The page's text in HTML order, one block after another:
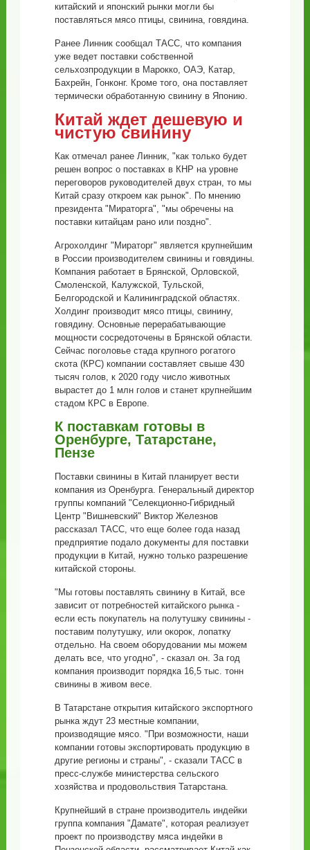
китайский и японский рынки могли бы
поставляться мясо птицы, свинина, говядина.
Ранее Линник сообщал ТАСС, что компания
уже ведет поставки собственной
сельхозпродукции в Марокко, ОАЭ, Катар,
Бахрейн, Гонконг. Кроме того, она поставляет
термически обработанную свинину в Японию.
Китай ждет дешевую и
чистую свинину
Как отмечал ранее Линник, "как только будет
решен вопрос о поставках в КНР на уровне
переговоров руководителей двух стран, то мы
Китай сразу откроем как рынок". По мнению
президента "Мираторга", "мы обречены на
поставки китайцам рано или поздно".
Агрохолдинг "Мираторг" является крупнейшим
в России производителем свинины и говядины.
Компания работает в Брянской, Орловской,
Смоленской, Калужской, Тульской,
Белгородской и Калининградской областях.
Холдинг производит мясо птицы, свинину,
говядину. Основные перерабатывающие
мощности сосредоточены в Брянской области.
Сейчас поголовье стада крупного рогатого
скота (КРС) компании составляет свыше 430
тысяч голов, к 2020 году число животных
вырастет до 1 млн голов и станет крупнейшим
стадом КРС в Европе.
К поставкам готовы в
Оренбурге, Татарстане,
Пензе
Поставки свинины в Китай планирует вести
компания из Оренбурга. Генеральный директор
группы компаний "Селекционно-Гибридный
Центр "Вишневский" Виктор Железнов
рассказал ТАСС, что еще более года назад
предприятие подало документы для поставки
продукции в Китай, нужно только разрешение
китайской стороны.
"Мы готовы поставлять свинину в Китай, все
зависит от потребностей китайского рынка -
если есть покупатель на полутушку свинины -
поставим полутушку, или окорок, лопатку
отдельно. На своем оборудовании мы можем
делать все, что угодно", - сказал он. За год
компания производит порядка 16,5 тыс. тонн
свинины в живом весе.
В Татарстане открытия китайского экспортного
рынка ждут 23 местные компании,
производящие мясо. "При возможности, наши
компании готовы экспортировать продукцию в
другие регионы и страны", - сказали ТАСС в
пресс-службе министерства сельского
хозяйства и продовольствия Татарстана.
Крупнейший в стране производитель индейки
группа компания "Дамате", которая реализует
проект по производству мяса индейки в